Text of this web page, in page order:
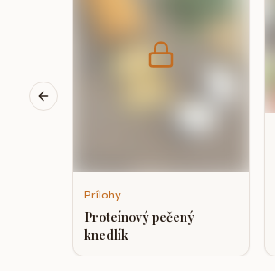
Prílohy
Proteínový pečený
knedlík
Previous slide